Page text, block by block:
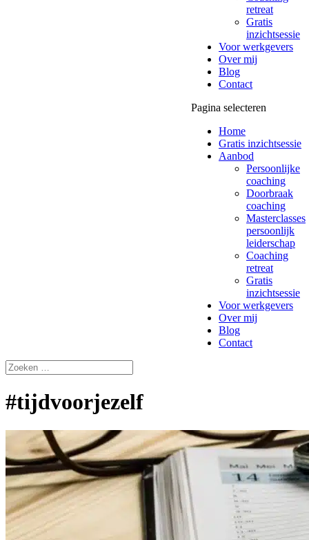
retreat
Gratis
inzichtsessie
Voor werkgevers
Over mij
Blog
Contact
Pagina selecteren
Home
Gratis inzichtsessie
Aanbod
Persoonlijke
coaching
Doorbraak
coaching
Masterclasses
persoonlijk
leiderschap
Coaching
retreat
Gratis
inzichtsessie
Voor werkgevers
Over mij
Blog
Contact
#tijdvoorjezelf